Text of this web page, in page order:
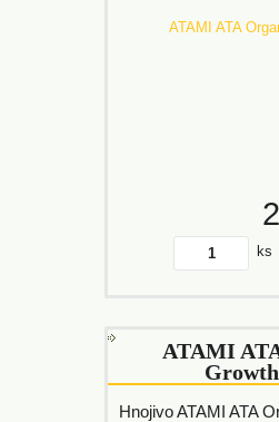
ks
ATAMI
Hnojivo ATAMI ATA